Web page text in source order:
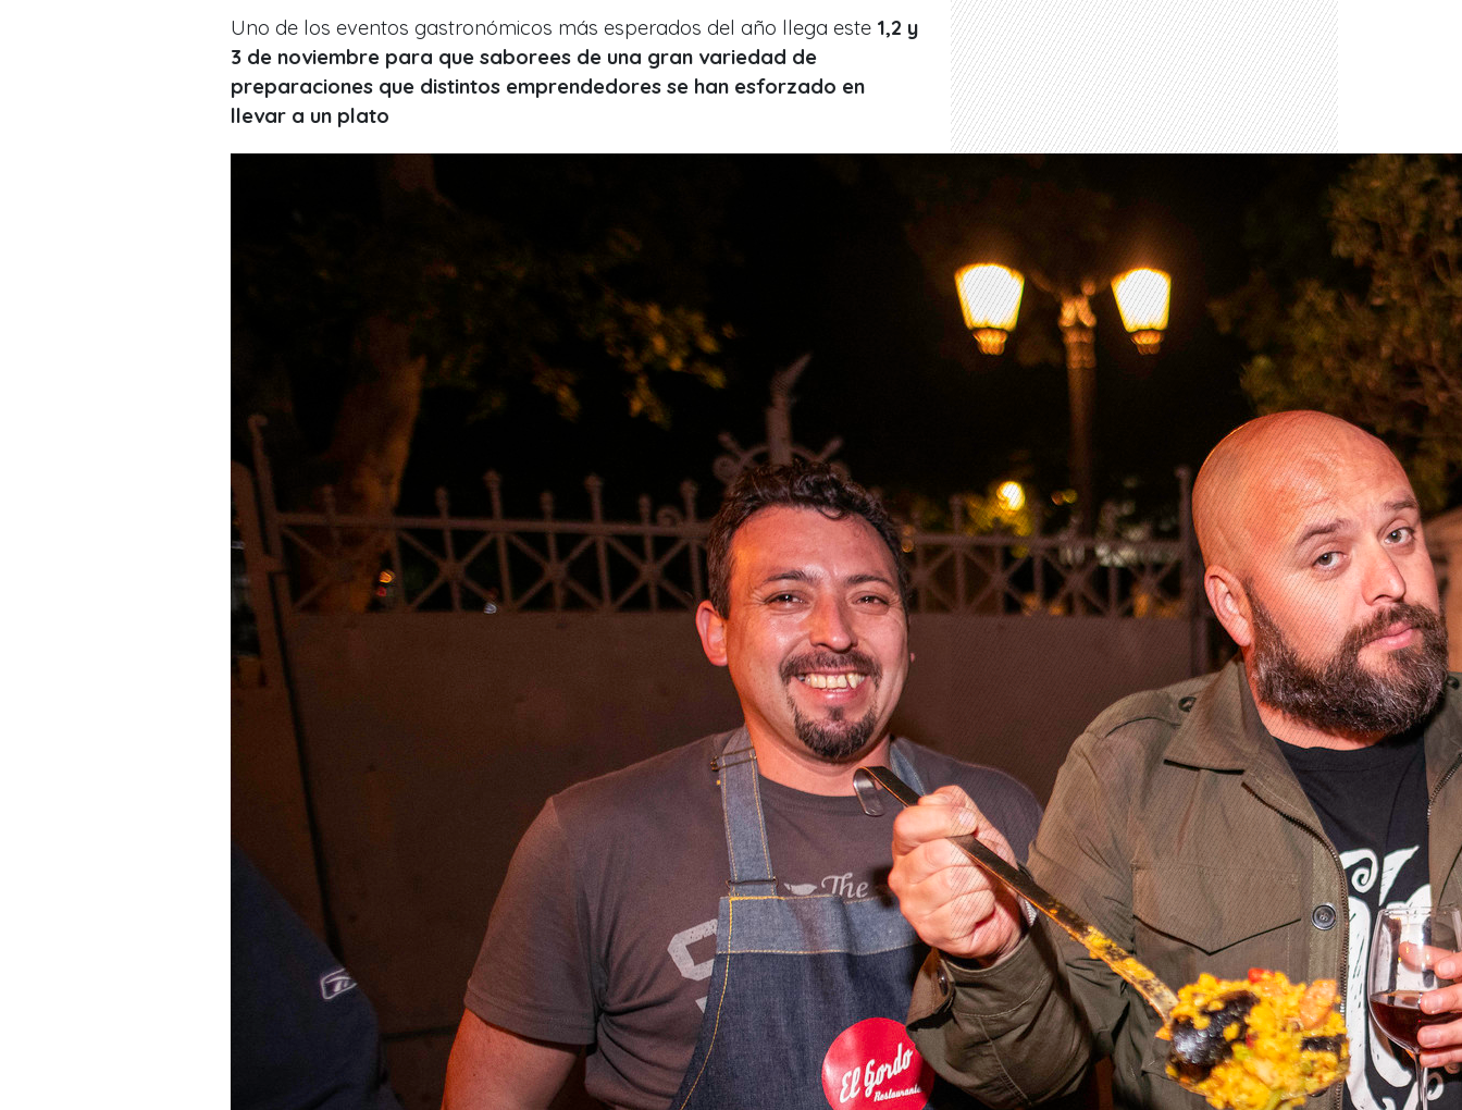
Uno de los eventos gastronómicos más esperados del año llega este 1,2 y
3 de noviembre para que saborees de una gran variedad de
preparaciones que distintos emprendedores se han esforzado en
llevar a un plato